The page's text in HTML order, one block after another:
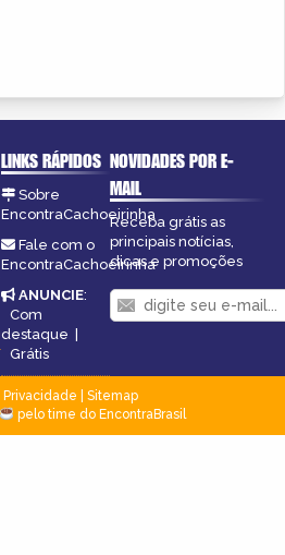
LINKS RÁPIDOS
Sobre
EncontraCachoeirinha
Fale com o
EncontraCachoeirinha
ANUNCIE:
Com
destaque |
Grátis
NOVIDADES POR E-
MAIL
Receba grátis as
principais notícias,
dicas e promoções
Privacidade
Sitemap
pelo time do EncontraBrasil